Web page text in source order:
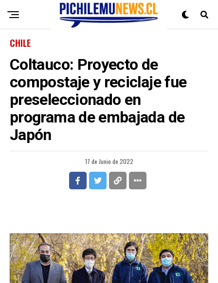
CHILE
Coltauco: Proyecto de
compostaje y reciclaje fue
preseleccionado en
programa de embajada de
Japón
17 de Junio de 2022